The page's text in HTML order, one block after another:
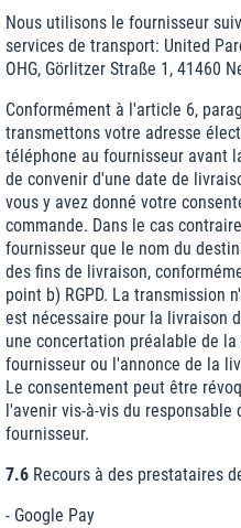
Nous utilisons le fournisseur
services de transport: United
OHG, Görlitzer Straße 1, 41460
Conformément à l'article 6,
transmettons votre adresse
téléphone au fournisseur avant
de convenir d'une date de
vous y avez donné votre
commande. Dans le cas
fournisseur que le nom du
des fins de livraison,
point b) RGPD. La transmission
est nécessaire pour la livraison
une concertation préalable de
fournisseur ou l'annonce de la
Le consentement peut être
l'avenir vis-à-vis du responsable
fournisseur.
7.6 Recours à des prestataires
- Google Pay